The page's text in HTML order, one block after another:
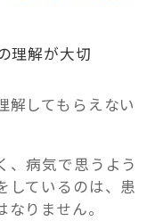
理解が大切
解してもらえない
、病気で思うよう
しているのは、患
りません。